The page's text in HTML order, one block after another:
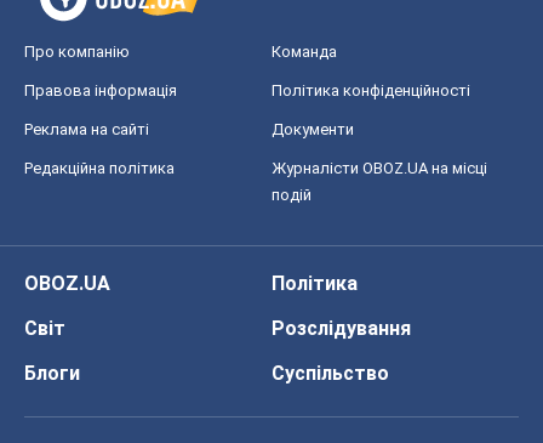
Про компанію Команда
Правова інформація Політика конфіденційності
Реклама на сайті Документи
Редакційна політика
Журналісти OBOZ.UA на місці
подій
OBOZ.UA
Політика
Світ
Розслідування
Блоги
Суспільство